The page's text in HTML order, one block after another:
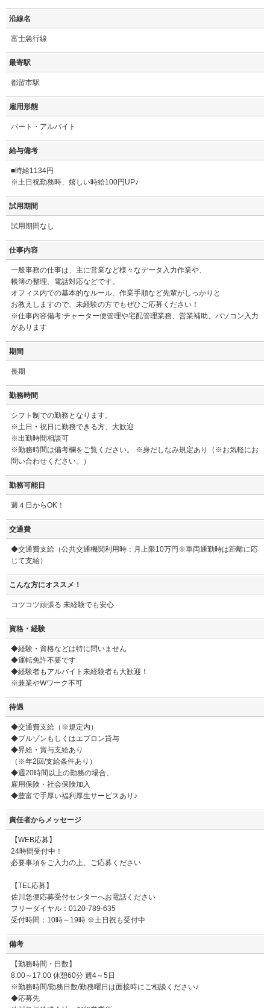
沿線名
富士急行線
最寄駅
都留市駅
雇用形態
パート・アルバイト
給与備考
■時給1134円
※土日祝勤務時、嬉しい時給100円UP♪
試用期間
試用期間なし
仕事内容
一般事務の仕事は、主に営業など様々なデータ入力作業や、
帳簿の整理、電話対応などです。
オフィス内での基本的なルール、作業手順など先輩がしっかりと
お教えしますので、未経験の方でもぜひご応募ください！
※仕事内容備考:チャーター便管理や宅配管理業務、営業補助、パソコン入力
があります
期間
長期
勤務時間
シフト制での勤務となります。
※土日・祝日に勤務できる方、大歓迎
※出勤時間相談可
※勤務時間は備考欄をご覧ください。 ※身だしなみ規定あり（※お気軽にお
問い合わせください。）
勤務可能日
週４日からOK！
交通費
◆交通費支給（公共交通機関利用時：月上限10万円※車両通勤時は距離に応
じて支給）
こんな方にオススメ！
コツコツ頑張る 未経験でも安心
資格・経験
◆経験・資格などは特に問いません
◆運転免許不要です
◆経験者もアルバイト未経験者も大歓迎！
※兼業やWワーク不可
待遇
◆交通費支給（※規定内）
◆ブルゾンもしくはエプロン貸与
◆昇給・賞与支給あり
（※年2回/支給条件あり）
◆週20時間以上の勤務の場合、
雇用保険・社会保険加入
◆豊富で手厚い福利厚生サービスあり♪
責任者からメッセージ
【WEB応募】
24時間受付中！
必要事項をご入力の上、ご応募ください
【TEL応募】
佐川急便応募受付センターへお電話ください
フリーダイヤル：0120-789-635
受付時間：10時～19時 ※土日祝も受付中
備考
【勤務時間・日数】
8:00～17:00 休憩60分 週4～5日
※勤務時間/勤務日数/勤務曜日は面接時にご相談ください♪
◆応募先